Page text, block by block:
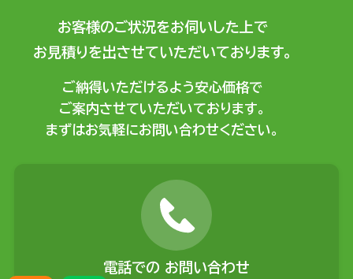
お客様のご状況をお伺いした上で
お見積りを出させていただいております。
ご納得いただけるよう安心価格で
ご案内させていただいております。
まずはお気軽にお問い合わせください。
電話での お問い合わせ